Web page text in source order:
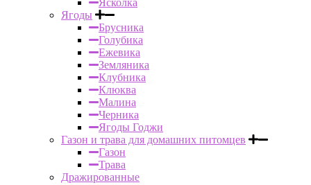
Ясколка
Ягоды
Брусника
Голубика
Ежевика
Земляника
Клубника
Клюква
Малина
Черника
Ягоды Годжи
Газон и трава для домашних питомцев
Газон
Трава
Дражированные